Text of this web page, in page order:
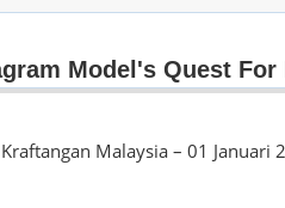
Malaysia – 01 Januari